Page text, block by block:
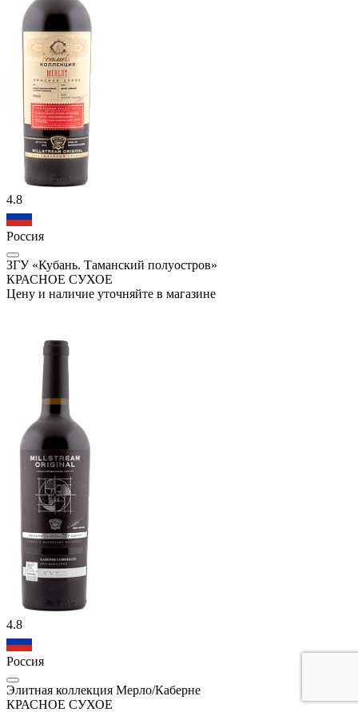
4.8
Россия
ЗГУ «Кубань. Таманский полуостров»
КРАСНОЕ СУХОЕ
Цену и наличие уточняйте в магазине
4.8
Россия
Элитная коллекция Мерло/Каберне
КРАСНОЕ СУХОЕ